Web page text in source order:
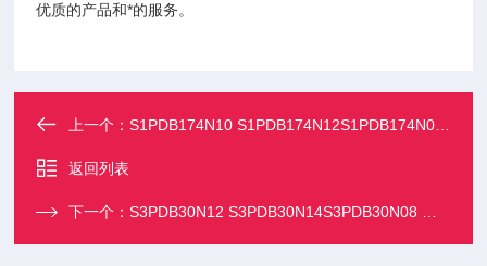
优质的产品和*的服务。
上一个：S1PDB174N10 S1PDB174N12S1PDB174N08 矽莱克整流桥模块
返回列表
下一个：S3PDB30N12 S3PDB30N14S3PDB30N08 矽莱克整流桥模块